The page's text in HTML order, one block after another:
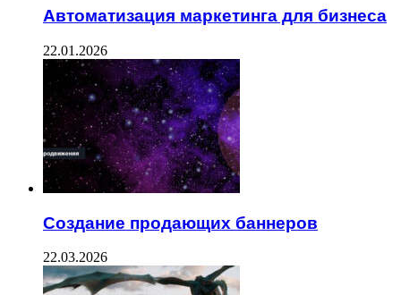
Автоматизация маркетинга для бизнеса
22.01.2026
Создание продающих баннеров
22.03.2026